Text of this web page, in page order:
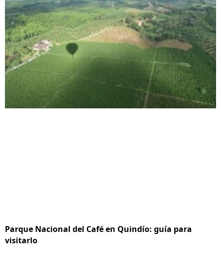
Parque Nacional del Café en Quindío: guía para
visitarlo